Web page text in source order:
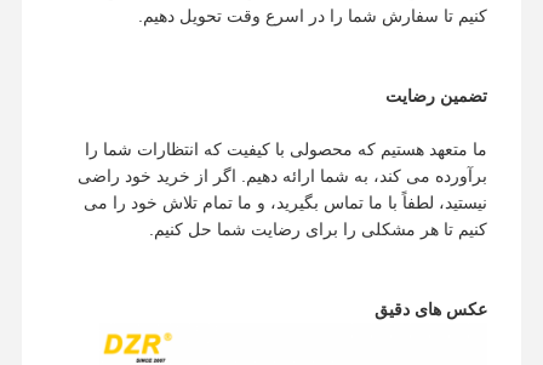
پد کفش ردیاب
دستگاه حفاری
سطل حفاری
کنیم تا سفارش شما را در اسرع وقت تحویل دهیم.
تضمین رضایت
ما متعهد هستیم که محصولی با کیفیت که انتظارات شما را
برآورده می کند، به شما ارائه دهیم. اگر از خرید خود راضی
نیستید، لطفاً با ما تماس بگیرید، و ما تمام تلاش خود را می
کنیم تا هر مشکلی را برای رضایت شما حل کنیم.
عکس های دقیق